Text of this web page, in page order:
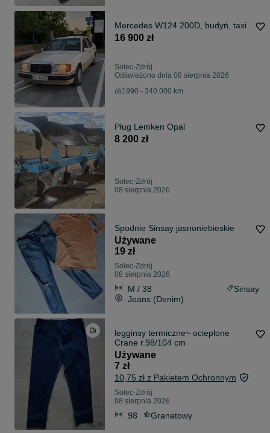
Mercedes W124 200D, budyń, taxi
16 900 zł
Solec-Zdrój
Odświeżono dnia 08 sierpnia 2026
1990 - 340 000 km
Pług Lemken Opal
8 200 zł
Solec-Zdrój
08 sierpnia 2026
Spodnie Sinsay jasnoniebieskie
Używane
19 zł
Solec-Zdrój
08 sierpnia 2026
M / 38
Sinsay
Jeans (Denim)
legginsy termiczne~ ocieplone
Crane r.98/104 cm
Używane
7 zł
10,75 zł z Pakietem Ochronnym
Solec-Zdrój
08 sierpnia 2026
98 Granatowy